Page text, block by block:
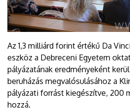
Az 1,3 milliárd forint értékű Da
eszköz a Debreceni Egyetem
pályázatának eredményeként
beruházás megvalósulásához a
pályázati forrást kiegészítve, 200
hozzá.